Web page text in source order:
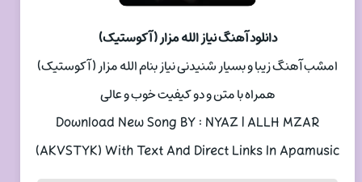
دانلود آهنگ نیاز الله مزار (آکوستیک)
امشب آهنگ زیبا و بسیار شنیدنی نیاز بنام الله مزار (آکوستیک)
همراه با متن و دو کیفیت خوب و عالی
Download New Song BY : NYAZ | ALLH MZAR
(AKVSTYK) With Text And Direct Links In Apamusic